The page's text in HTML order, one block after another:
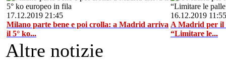
17.12.2019 21:45
Milano parte bene e poi crolla: a Madrid arriva
il 5° ko...
16.12.2019 11:55
A Madrid per il
“Limitare le...
Altre notizie